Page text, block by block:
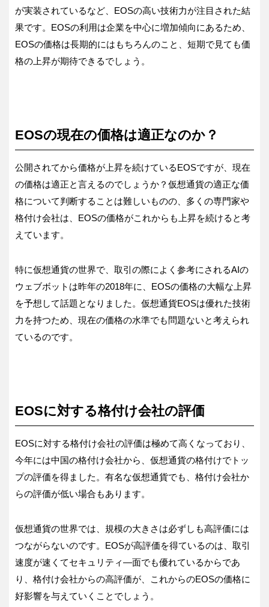
が実装されているなど、EOSの高い技術力が注目された結
果です。EOSの利用は企業を中心に増加傾向にあるため、
EOSの価格は長期的にはもちろんのこと、短期で見ても価
格の上昇が期待できるでしょう。
EOSの現在の価格は適正なのか？
公開されてから価格が上昇を続けているEOSですが、現在
の価格は適正と言えるのでしょうか？仮想通貨の適正な価
格について判断することは難しいものの、多くの専門家や
格付け会社は、EOSの価格がこれからも上昇を続けると考
えています。
特に仮想通貨の世界で、取引の際によく参考にされるAIの
ウェブボットは昨年の2018年に、EOSの価格の大幅な上昇
を予想して話題となりました。仮想通貨EOSは優れた技術
力を持つため、現在の価格の水準でも問題ないと考えられ
ているのです。
EOSに対する格付け会社の評価
EOSに対する格付け会社の評価は極めて高くなっており、
今年には中国の格付け会社から、仮想通貨の格付けでトッ
プの評価を得ました。有名な仮想通貨でも、格付け会社か
らの評価が低い場合もあります。
仮想通貨の世界では、規模の大きさは必ずしも高評価には
つながらないのです。EOSが高評価を得ているのは、取引
速度が速くてセキュリティ―面でも優れているからであ
り、格付け会社からの高評価が、これからのEOSの価格に
好影響を与えていくことでしょう。